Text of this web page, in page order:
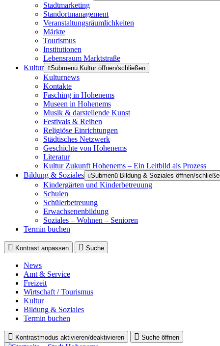
Stadtmarketing
Standortmanagement
Veranstaltungsräumlichkeiten
Märkte
Tourismus
Institutionen
Lebensraum Marktstraße
Kultur
Submenü Kultur öffnen/schließen
Kulturnews
Kontakte
Fasching in Hohenems
Museen in Hohenems
Musik & darstellende Kunst
Festivals & Reihen
Religiöse Einrichtungen
Städtisches Netzwerk
Geschichte von Hohenems
Literatur
Kultur Zukunft Hohenems – Ein Leitbild als Prozess
Bildung & Soziales
Submenü Bildung & Soziales öffnen/
Kindergärten und Kinderbetreuung
Schulen
Schülerbetreuung
Erwachsenenbildung
Soziales – Wohnen – Senioren
Termin buchen
Kontrast anpassen Suche
News
Amt & Service
Freizeit
Wirtschaft / Tourismus
Kultur
Bildung & Soziales
Termin buchen
Kontrastmodus aktivieren/deaktivieren Suche öffnen